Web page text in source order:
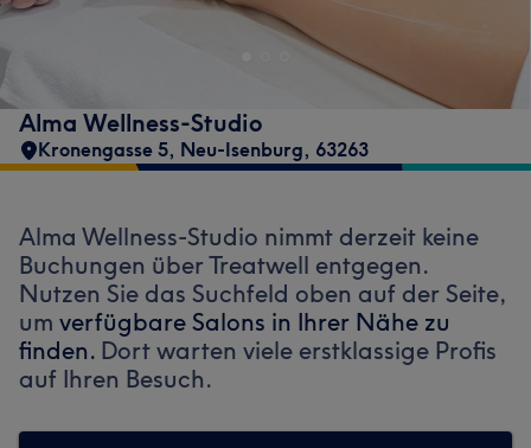
Alma Wellness-Studio
Kronengasse 5, Neu-Isenburg, 63263
Alma Wellness-Studio nimmt derzeit keine
Buchungen über Treatwell entgegen.
Nutzen Sie das Suchfeld oben auf der Seite,
um verfügbare Salons in Ihrer Nähe zu
finden. Dort warten viele erstklassige Profis
auf Ihren Besuch.